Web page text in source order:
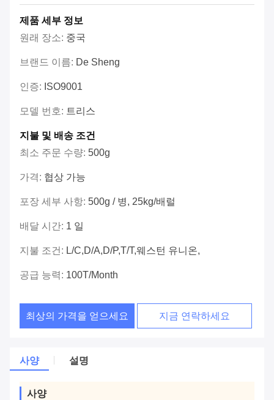
제품 세부 정보
원래 장소: 중국
브랜드 이름: De Sheng
인증: ISO9001
모델 번호: 트리스
지불 및 배송 조건
최소 주문 수량: 500g
가격: 협상 가능
포장 세부 사항: 500g / 병, 25kg/배럴
배달 시간: 1 일
지불 조건: L/C,D/A,D/P,T/T,웨스턴 유니온,
공급 능력: 100T/month
최상의 가격을 얻으세요 지금 연락하세요
사양 설명
사양